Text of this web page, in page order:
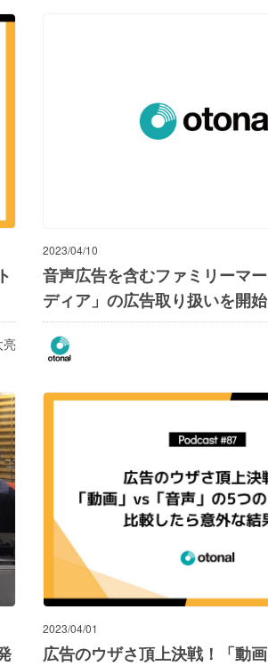
亮
2023/04/10
音声広告を含むファミリーマ
ディア」の広告取り扱いを開
2023/04/01
広告のウザさ頂上決戦！「動